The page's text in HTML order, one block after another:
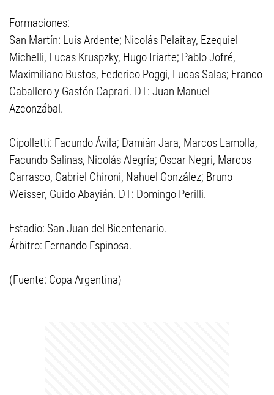
Formaciones:
San Martín: Luis Ardente; Nicolás Pelaitay, Ezequiel
Michelli, Lucas Kruspzky, Hugo Iriarte; Pablo Jofré,
Maximiliano Bustos, Federico Poggi, Lucas Salas; Franco
Caballero y Gastón Caprari. DT: Juan Manuel
Azconzábal.
Cipolletti: Facundo Ávila; Damián Jara, Marcos Lamolla,
Facundo Salinas, Nicolás Alegría; Oscar Negri, Marcos
Carrasco, Gabriel Chironi, Nahuel González; Bruno
Weisser, Guido Abayián. DT: Domingo Perilli.
Estadio: San Juan del Bicentenario.
Árbitro: Fernando Espinosa.
(Fuente: Copa Argentina)